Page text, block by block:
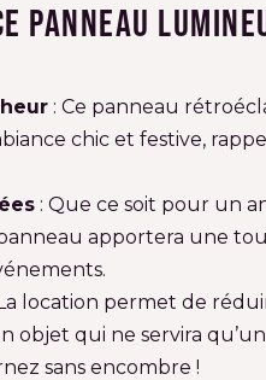
panneau
: Ce panneau
chic et festive,
: Que ce soit pour un
apportera une
location permet de
objet qui ne servira
sans encombre !